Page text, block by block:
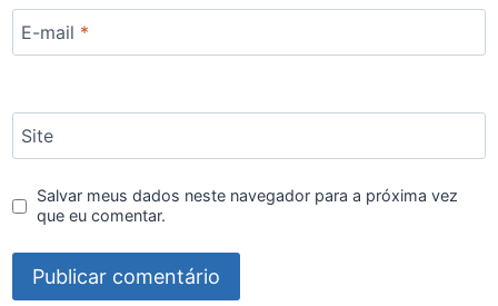
E-mail *
Site
Salvar meus dados neste navegador para a próxima vez
que eu comentar.